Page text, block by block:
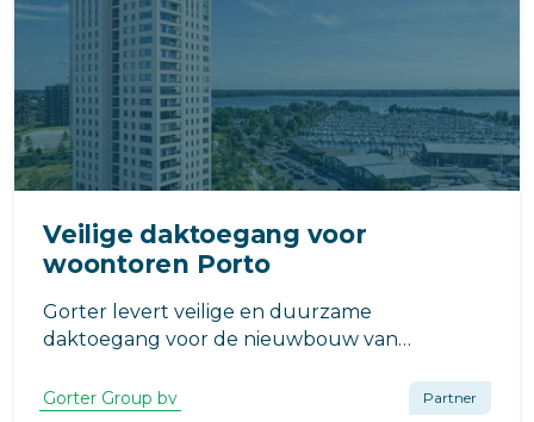
Veilige daktoegang voor
woontoren Porto
Gorter levert veilige en duurzame
daktoegang voor de nieuwbouw van
omvat 102 appartementen en maakt deel uit
Gorter Group bv Partner